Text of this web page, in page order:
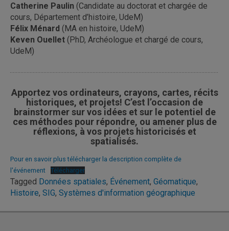
Catherine Paulin (Candidate au doctorat et chargée de
cours, Département d’histoire, UdeM)
Félix Ménard (MA en histoire, UdeM)
Keven Ouellet (PhD, Archéologue et chargé de cours,
UdeM)
Apportez vos ordinateurs, crayons, cartes, récits
historiques, et projets! C’est l’occasion de
brainstormer sur vos idées et sur le potentiel de
ces méthodes pour répondre, ou amener plus de
réflexions, à vos projets historicisés et
spatialisés.
Pour en savoir plus télécharger la description complète de
l'événement
Télécharger
Tagged Données spatiales, Événement, Géomatique,
Histoire, SIG, Systèmes d'information géographique